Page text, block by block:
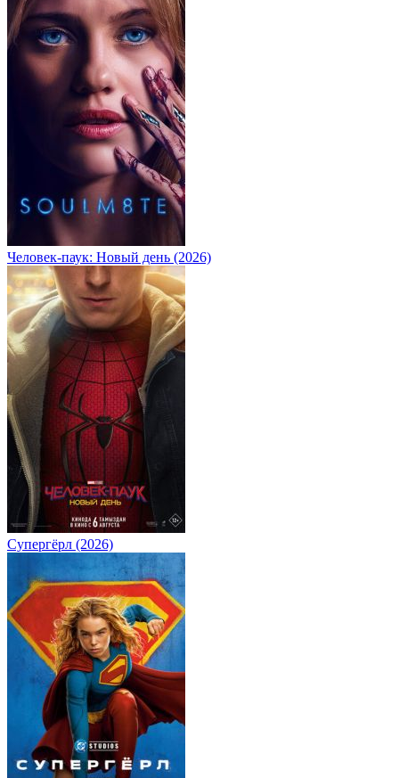
Человек-паук: Новый день (2026)
Супергёрл (2026)